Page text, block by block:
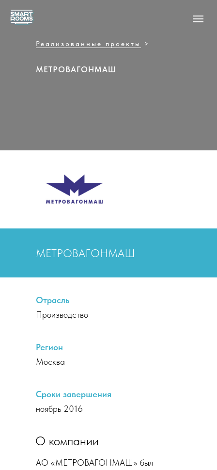
Реализованные проекты >
МЕТРОВАГОНМАШ
МЕТРОВАГОНМАШ
О компании
АО «МЕТРОВАГОНМАШ» был
Отрасль
Производство
Регион
Москва
Сроки завершения
ноябрь 2016